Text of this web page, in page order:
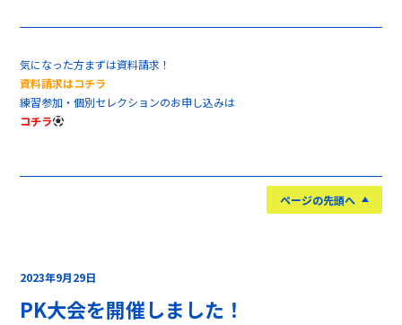
気になった方まずは資料請求！
資料請求はコチラ
練習参加・個別セレクションのお申し込みは
コチラ
ページの先頭へ
2023年9月29日
PK大会を開催しました！